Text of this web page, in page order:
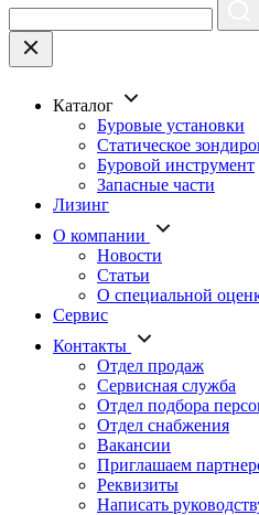
Каталог
Буровые установки
Статическое
Буровой инструмент
Запасные части
Лизинг
О компании
Новости
Статьи
О специальной
Сервис
Контакты
Отдел продаж
Сервисная служба
Отдел подбора
Отдел снабжения
Вакансии
Приглашаем
Реквизиты
Написать